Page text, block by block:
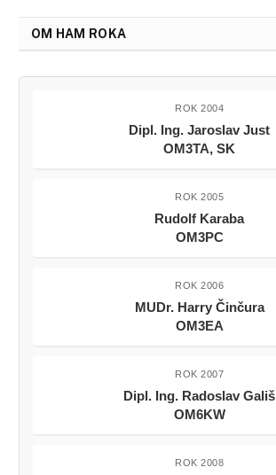
OM HAM ROKA
ROK 2004
Dipl. Ing. Jaroslav Just
OM3TA, SK
ROK 2005
Rudolf Karaba
OM3PC
ROK 2006
MUDr. Harry Činčura
OM3EA
ROK 2007
Dipl. Ing. Radoslav Gališ
OM6KW
ROK 2008